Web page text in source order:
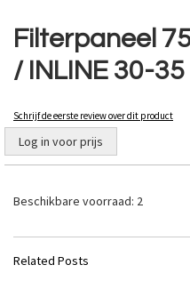
Filterpaneel
/ INLINE 30-
Schrijf de eerste review over dit product
Log in voor prijs
Beschikbare voorraad: 2
naar
het
begin
van
afbeeldingen-
gallerij
Related Posts